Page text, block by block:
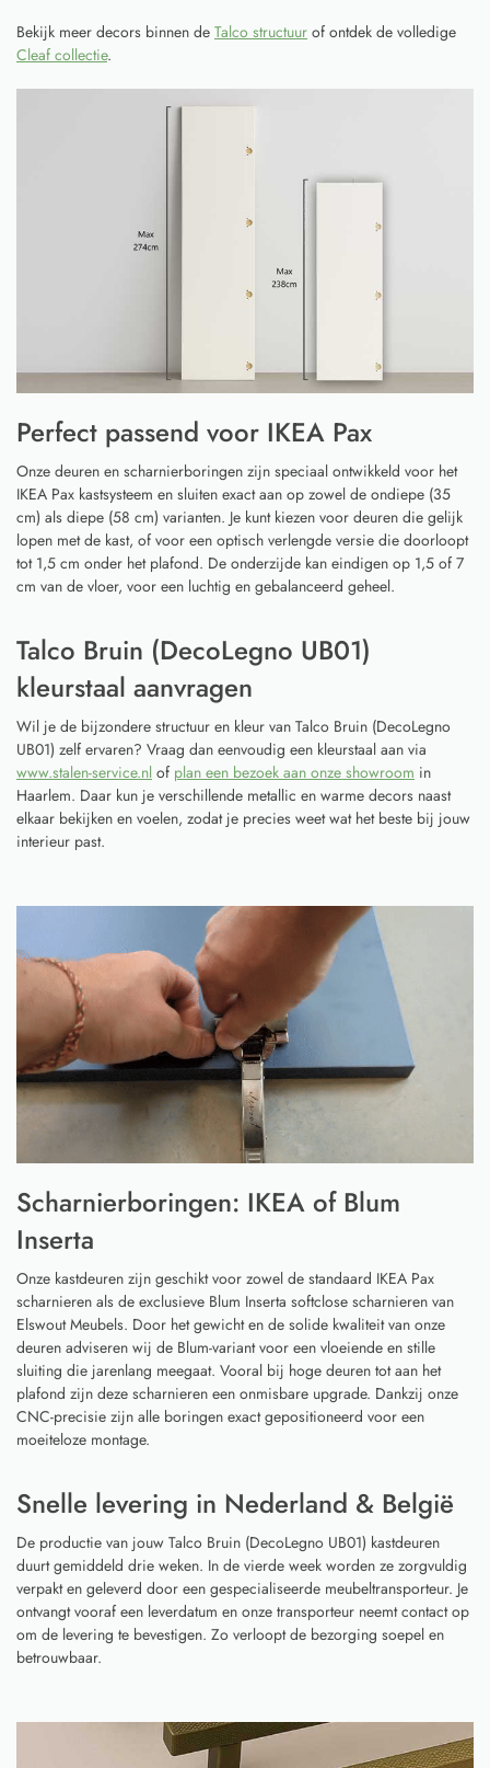
Bekijk meer decors binnen de Talco structuur of ontdek de volledige
Cleaf collectie.
Perfect passend voor IKEA Pax
Onze deuren en scharnierboringen zijn speciaal ontwikkeld voor het
IKEA Pax kastsysteem en sluiten exact aan op zowel de ondiepe (35
cm) als diepe (58 cm) varianten. Je kunt kiezen voor deuren die gelijk
lopen met de kast, of voor een optisch verlengde versie die doorloopt
tot 1,5 cm onder het plafond. De onderzijde kan eindigen op 1,5 of 7
cm van de vloer, voor een luchtig en gebalanceerd geheel.
Talco Bruin (DecoLegno UB01)
kleurstaal aanvragen
Wil je de bijzondere structuur en kleur van Talco Bruin (DecoLegno
UB01) zelf ervaren? Vraag dan eenvoudig een kleurstaal aan via
www.stalen-service.nl of plan een bezoek aan onze showroom in
Haarlem. Daar kun je verschillende metallic en warme decors naast
elkaar bekijken en voelen, zodat je precies weet wat het beste bij jouw
interieur past.
Scharnierboringen: IKEA of Blum
Inserta
Onze kastdeuren zijn geschikt voor zowel de standaard IKEA Pax
scharnieren als de exclusieve Blum Inserta softclose scharnieren van
Elswout Meubels. Door het gewicht en de solide kwaliteit van onze
deuren adviseren wij de Blum-variant voor een vloeiende en stille
sluiting die jarenlang meegaat. Vooral bij hoge deuren tot aan het
plafond zijn deze scharnieren een onmisbare upgrade. Dankzij onze
CNC-precisie zijn alle boringen exact gepositioneerd voor een
moeiteloze montage.
Snelle levering in Nederland & België
De productie van jouw Talco Bruin (DecoLegno UB01) kastdeuren
duurt gemiddeld drie weken. In de vierde week worden ze zorgvuldig
verpakt en geleverd door een gespecialiseerde meubeltransporteur. Je
ontvangt vooraf een leverdatum en onze transporteur neemt contact op
om de levering te bevestigen. Zo verloopt de bezorging soepel en
betrouwbaar.